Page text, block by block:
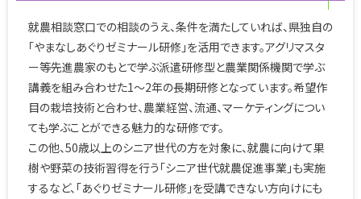
就農相談窓口での相談のうえ、条件を満たしていれば、県独自の
「やまなしあぐりゼミナール研修」を活用できます。アグリマスタ
ー等先進農家のもとで学ぶ派遣研修型と農業関係機関で学ぶ
講義を組み合わせた1〜2年の長期研修となっています。希望作
目の栽培技術と合わせ、農業経営、流通、マーケティングについ
ても学ぶことができる魅力的な研修です。
この他、50歳以上のシニア世代の方を対象に、就農に向けて果
樹や野菜の技術習得を行う「シニア世代就農促進事業」も実施
するなど、「あぐりゼミナール研修」を受講できない方向けにも